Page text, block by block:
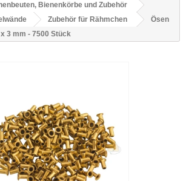
Bienenkörbe und Zubehör
Zubehör für Rähmchen
Ösen
3 mm - 7500 Stück